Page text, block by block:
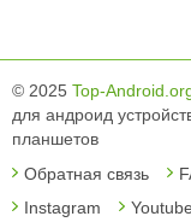
© 2025 Top-
для андроид
планшетов
Обратная связь
Instagram
Youtube